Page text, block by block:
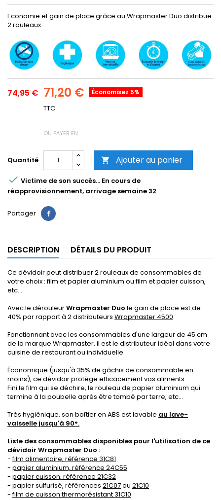
Economie et gain de place grâce au Wrapmaster Duo distribue
2 rouleaux
74,95 € 71,20 € Économisez 5%
TTC
OU PAYER EN
Quantité  Ajouter au panier
 Victime de son succès... En cours de
réapprovisionnement, arrivage semaine 32
Partager
DESCRIPTION DÉTAILS DU PRODUIT
Ce dévidoir peut distribuer 2 rouleaux de consommables de
votre choix : film et papier aluminium ou film et papier cuisson,
etc...
Avec le dérouleurWrapmaster Duo le gain de place est de
40% par rapport à 2 distributeurs Wrapmaster 4500.
Fonctionnant avec les consommables d'une largeur de 45 cm
de la marque Wrapmaster, il est le distributeur idéal dans votre
cuisine de restaurant ou individuelle.
Économique (jusqu'à 35% de gâchis de consommable en
moins), ce dévidoir protège efficacement vos aliments.
Fini le film qui se déchire, le rouleau de papier aluminium qui
termine à la poubelle après être tombé par terre, etc...
Très hygiénique, son boîtier en ABS est lavable au lave-
vaisselle jusqu'à 90°.
Liste des consommables disponibles pour l'utilisation de ce
dévidoir Wrapmaster Duo :
-film alimentaire, référence 31C81
- papier aluminium, référence 24C55
- papier cuisson, référence 21C32
- papier sulfurisé, références 21C07ou 21C10
-film de cuisson thermorésistant 31C10